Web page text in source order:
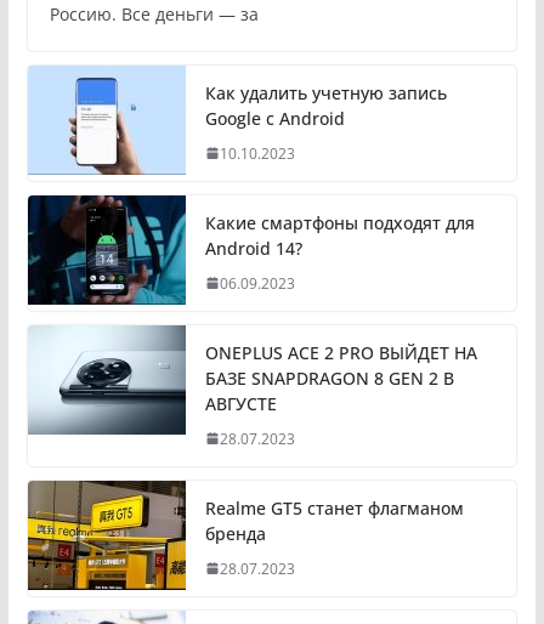
Россию. Все деньги — за
Как удалить учетную запись
Google с Android
10.10.2023
Какие смартфоны подходят для
Android 14?
06.09.2023
ONEPLUS ACE 2 PRO ВЫЙДЕТ НА
БАЗЕ SNAPDRAGON 8 GEN 2 В
АВГУСТЕ
28.07.2023
Realme GT5 станет флагманом
бренда
28.07.2023